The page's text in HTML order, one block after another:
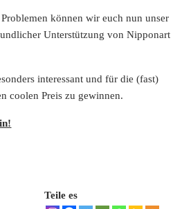
können wir euch nun unser
Unterstützung von Nipponart
interessant und für die (fast)
coolen Preis zu gewinnen.
Teile es